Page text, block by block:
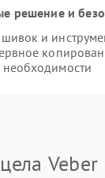
решение и
и
Veber